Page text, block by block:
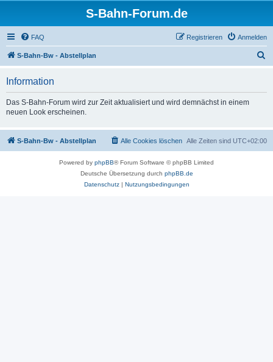
S-Bahn-Forum.de
FAQ Anmelden
Registrieren
S-Bahn-Bw - Abstellplan
Information
Das S-Bahn-Forum wird zur Zeit aktualisiert und wird demnächst in einem
neuen Look erscheinen.
S-Bahn-Bw - Abstellplan Alle Zeiten sind UTC+02:00
Alle Cookies löschen
Powered by phpBB® Forum Software © phpBB Limited
Deutsche Übersetzung durch phpBB.de
Datenschutz| Nutzungsbedingungen